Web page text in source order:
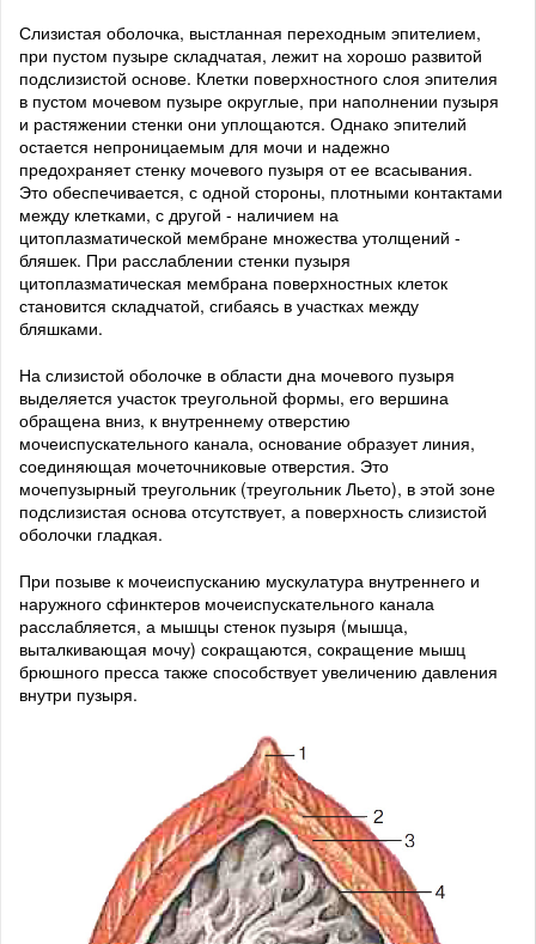
Слизистая оболочка, выстланная переходным эпителием,
при пустом пузыре складчатая, лежит на хорошо развитой
подслизистой основе. Клетки поверхностного слоя эпителия
в пустом мочевом пузыре округлые, при наполнении пузыря
и растяжении стенки они уплощаются. Однако эпителий
остается непроницаемым для мочи и надежно
предохраняет стенку мочевого пузыря от ее всасывания.
Это обеспечивается, с одной стороны, плотными контактами
между клетками, с другой - наличием на
цитоплазматической мембране множества утолщений -
бляшек. При расслаблении стенки пузыря
цитоплазматическая мембрана поверхностных клеток
становится складчатой, сгибаясь в участках между
бляшками.
На слизистой оболочке в области дна мочевого пузыря
выделяется участок треугольной формы, его вершина
обращена вниз, к внутреннему отверстию
мочеиспускательного канала, основание образует линия,
соединяющая мочеточниковые отверстия. Это
мочепузырный треугольник (треугольник Льето), в этой зоне
подслизистая основа отсутствует, а поверхность слизистой
оболочки гладкая.
При позыве к мочеиспусканию мускулатура внутреннего и
наружного сфинктеров мочеиспускательного канала
расслабляется, а мышцы стенок пузыря (мышца,
выталкивающая мочу) сокращаются, сокращение мышц
брюшного пресса также способствует увеличению давления
внутри пузыря.